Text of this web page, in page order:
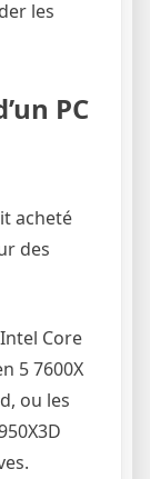
les
PC
acheté
des
Core
5 7600X
ou les